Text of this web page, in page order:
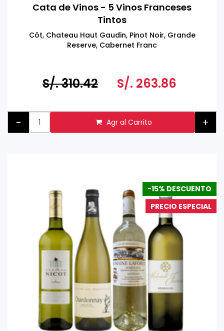
Cata de Vinos - 5 Vinos Franceses
Tintos
Côt, Chateau Haut Gaudin, Pinot Noir, Grande
Reserve, Cabernet Franc
S/. 310.42 S/. 263.86
- Agr al Carrito +
-15% DESCUENTO
PRECIO ESPECIAL